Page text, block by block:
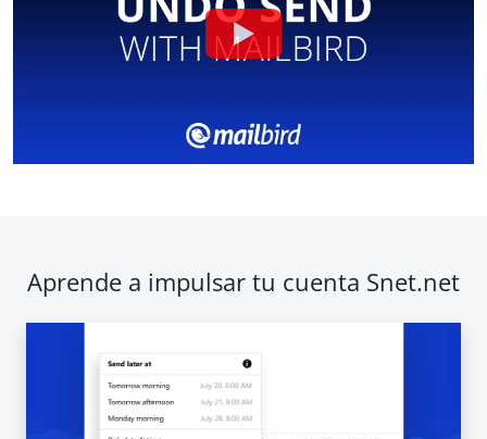
Aprende a impulsar tu cuenta Snet.net